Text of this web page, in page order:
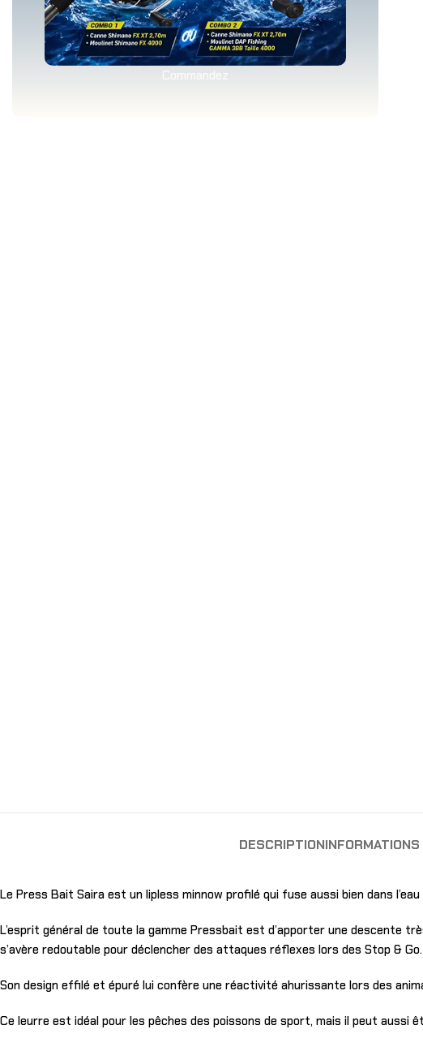
Commandez
DESCRIPTION
Le Press Bait Saira est un lipless minnow profilé qui fuse aussi bien dans l’eau
L’esprit général de toute la gamme Pressbait est d’apporter une descente
s’avère redoutable pour déclencher des attaques réflexes lors des Stop & Go.
Son design effilé et épuré lui confère une réactivité ahurissante lors des
Ce leurre est idéal pour les pêches des poissons de sport, mais il peut aussi